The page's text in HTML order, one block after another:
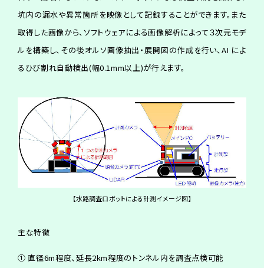
坑内の漏水や異常箇所を映像として記録することができます。また
取得した画像から、ソフトウェアによる画像解析によって３次元モデ
ルを構築し、その後オルソ画像抽出・展開図の作成を行い、AI によ
るひび割れ自動検出(幅0.1mm以上)が行えます。
【水路調査ロボットによる計測イメージ図】
主な特徴
① 直径6m程度、延長2km程度のトンネル内を調査点検可能